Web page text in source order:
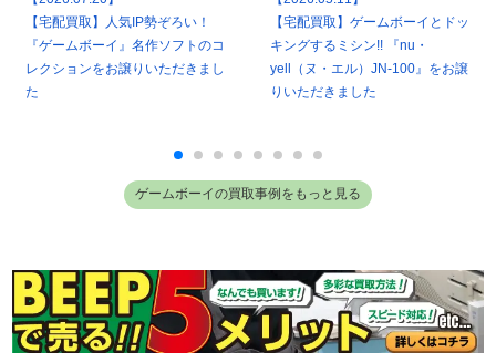
【宅配買取】人気IP勢ぞろい！
『ゲームボーイ』名作ソフトのコ
レクションをお譲りいただきまし
た
【宅配買取】ゲームボーイとドッ
キングするミシン!! 『nu・
yell（ヌ・エル）JN-100』をお譲
りいただきました
ゲームボーイの買取事例をもっと見る